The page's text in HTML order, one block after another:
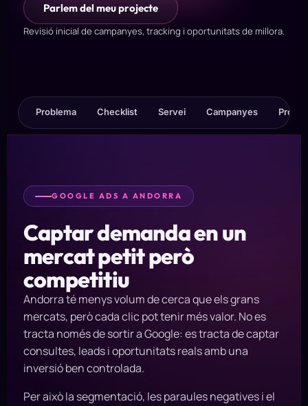
Parlem del meu projecte
Revisió inicial de campanyes, tracking i oportunitats de millora.
Problema Checklist Servei Campanyes Procés
GOOGLE ADS A ANDORRA
Captar demanda en un
mercat petit però
competitiu
Andorra té menys volum de cerca que els grans
mercats, però cada clic pot tenir més valor. No es
tracta només de sortir a Google: es tracta de captar
consultes, leads i oportunitats reals amb una
inversió ben controlada.
Per això la segmentació, les paraules negatives i el